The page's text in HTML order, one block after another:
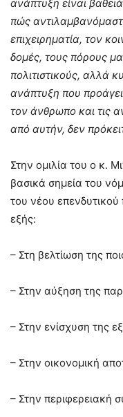
ανάπτυξη είναι
πώς
επιχειρηματία, τον
δομές, τους πόρους
πολιτιστικούς, αλλά
ανάπτυξη που προάγει
τον άνθρωπο και τις
από αυτήν, δεν
Στην ομιλία του ο κ.
βασικά σημεία του
του νέου επενδυτικού
εξής:
– Στη βελτίωση της
– Στην αύξηση της
– Στην ενίσχυση της
– Στην οικονομική
– Στην περιφερειακή